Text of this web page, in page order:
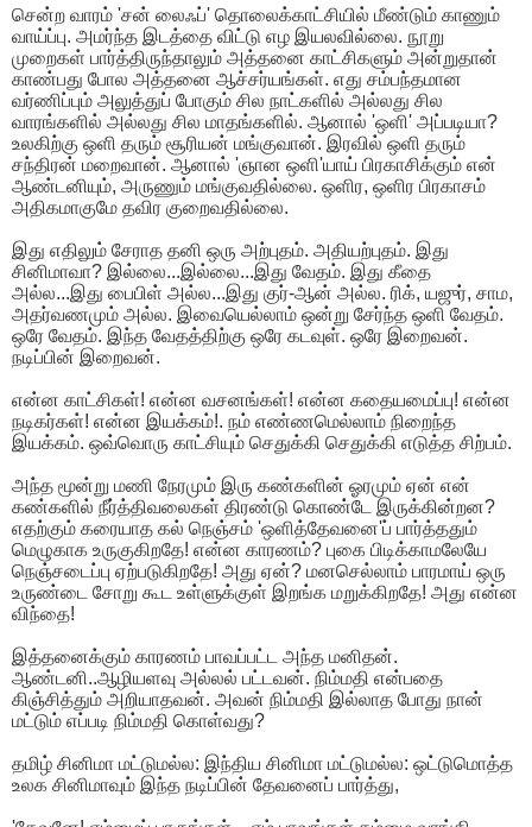
சென்ற வாரம் 'சன் லைஃப்' தொலைக்காட்சியில் மீண்டும் காணும்
வாய்ப்பு. அமர்ந்த இடத்தை விட்டு எழ இயலவில்லை. நூறு
முறைகள் பார்த்திருந்தாலும் அத்தனை காட்சிகளும் அன்றுதான்
காண்பது போல அத்தனை ஆச்சர்யங்கள். எது சம்பந்தமான
வர்ணிப்பும் அலுத்துப் போகும் சில நாட்களில் அல்லது சில
வாரங்களில் அல்லது சில மாதங்களில். ஆனால் 'ஒளி' அப்படியா?
உலகிற்கு ஒளி தரும் சூரியன் மங்குவான். இரவில் ஒளி தரும்
சந்திரன் மறைவான். ஆனால் 'ஞான ஒளி'யாய் பிரகாசிக்கும் என்
ஆண்டனியும், அருணும் மங்குவதில்லை. ஒளிர, ஒளிர பிரகாசம்
அதிகமாகுமே தவிர குறைவதில்லை.
இது எதிலும் சேராத தனி ஒரு அற்புதம். அதியற்புதம். இது
சினிமாவா? இல்லை...இல்லை...இது வேதம். இது கீதை
அல்ல...இது பைபிள் அல்ல...இது குர்-ஆன் அல்ல. ரிக், யஜுர், சாம,
அதர்வணமும் அல்ல. இவையெல்லாம் ஒன்று சேர்ந்த ஒளி வேதம்.
ஒரே வேதம். இந்த வேதத்திற்கு ஒரே கடவுள். ஒரே இறைவன்.
நடிப்பின் இறைவன்.
என்ன காட்சிகள்! என்ன வசனங்கள்! என்ன கதையமைப்பு! என்ன
நடிகர்கள்! என்ன இயக்கம்!. நம் எண்ணமெல்லாம் நிறைந்த
இயக்கம். ஒவ்வொரு காட்சியும் செதுக்கி செதுக்கி எடுத்த சிற்பம்.
அந்த மூன்று மணி நேரமும் இரு கண்களின் ஓரமும் ஏன் என்
கண்களில் நீர்த்திவலைகள் திரண்டு கொண்டே இருக்கின்றன?
எதற்கும் கரையாத கல் நெஞ்சம் 'ஒளித்தேவனை'ப் பார்த்ததும்
மெழுகாக உருகுகிறதே! என்ன காரணம்? புகை பிடிக்காமலேயே
நெஞ்சடைப்பு ஏற்படுகிறதே! அது ஏன்? மனசெல்லாம் பாரமாய் ஒரு
உருண்டை சோறு கூட உள்ளுக்குள் இறங்க மறுக்கிறதே! அது என்ன
விந்தை!
இத்தனைக்கும் காரணம் பாவப்பட்ட அந்த மனிதன்.
ஆண்டனி..ஆழியளவு அல்லல் பட்டவன். நிம்மதி என்பதை
கிஞ்சித்தும் அறியாதவன். அவன் நிம்மதி இல்லாத போது நான்
மட்டும் எப்படி நிம்மதி கொள்வது?
தமிழ் சினிமா மட்டுமல்ல: இந்திய சினிமா மட்டுமல்ல: ஒட்டுமொத்த
உலக சினிமாவும் இந்த நடிப்பின் தேவனைப் பார்த்து,